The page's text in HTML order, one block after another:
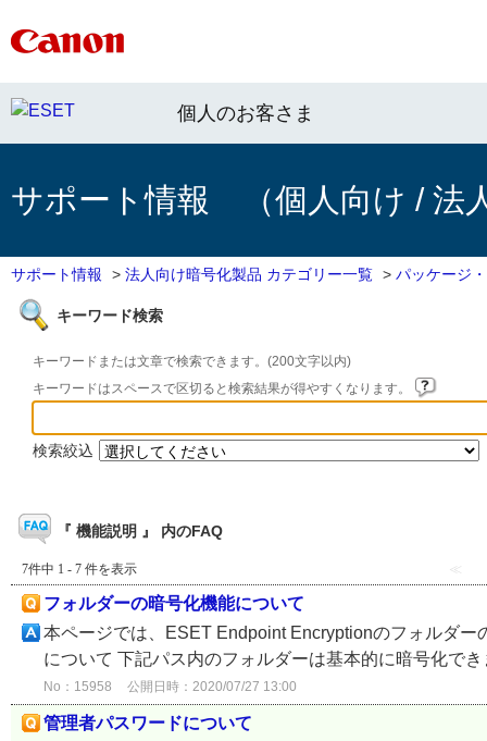
個人のお客さま
サポート情報 （個人向け / 法
サポート情報 > 法人向け暗号化製品 カテゴリー一覧 > パッケージ
キーワード検索
キーワードまたは文章で検索できます。(200文字以内)
キーワードはスペースで区切ると検索結果が得やすくなります。
検索絞込
『 機能説明 』 内のFAQ
7件中 1 - 7 件を表示 ≪
フォルダーの暗号化機能について
本ページでは、ESET Endpoint Encryptionのフォルダ
について 下記パス内のフォルダーは基本的に暗号化で
No：15958 公開日時：2020/07/27 13:00
管理者パスワードについて